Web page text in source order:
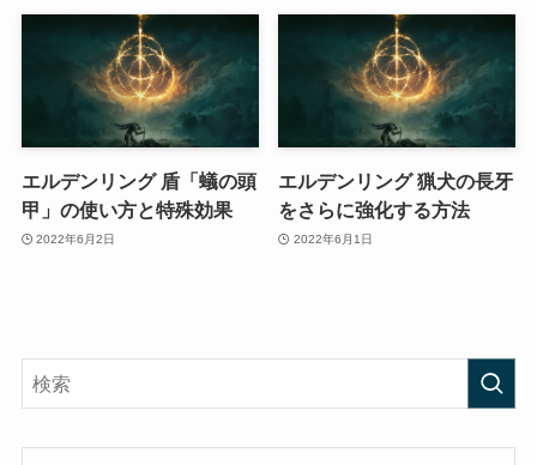
エルデンリング 盾「蟻の頭
甲」の使い方と特殊効果
2022年6月2日
エルデンリング 猟犬の長牙
をさらに強化する方法
2022年6月1日